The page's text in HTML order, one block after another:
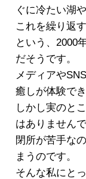
ぐに冷たい湖
これを繰り返
という、2000
だそうです。
メディアや
癒しが体験で
しかし実のと
はありません
閉所が苦手な
まうのです。
そんな私にと